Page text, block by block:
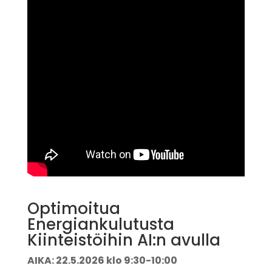
Optimoitua
Energiankulutusta
Kiinteistöihin AI:n avulla
AIKA: 22.5.2026 klo 9:30-10:00